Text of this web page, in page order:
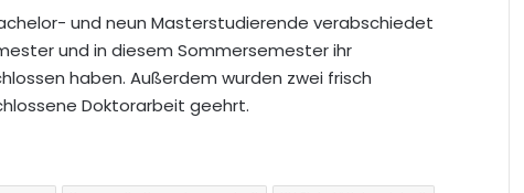
und neun Masterstudierende verabschiedet
und in diesem Sommersemester ihr
haben. Außerdem wurden zwei frisch
Doktorarbeit geehrt.